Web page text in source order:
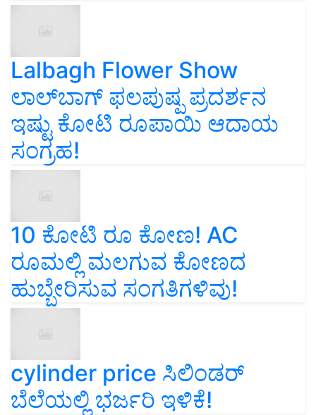
Lalbagh Flower Show
ಲಾಲ್‌ಬಾಗ್ ಫಲಪುಷ್ಪ ಪ್ರದರ್ಶನ
ಇಷ್ಟು ಕೋಟಿ ರೂಪಾಯಿ ಆದಾಯ
ಸಂಗ್ರಹ!
10 ಕೋಟಿ ರೂ ಕೋಣ! AC
ರೂಮಲ್ಲಿ ಮಲಗುವ ಕೋಣದ
ಹುಬ್ಬೇರಿಸುವ ಸಂಗತಿಗಳಿವು!
cylinder price ಸಿಲಿಂಡರ್‌
ಬೆಲೆಯಲ್ಲಿ ಭರ್ಜರಿ ಇಳಿಕೆ!